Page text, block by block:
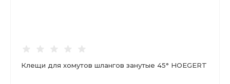
Клещи для хомутов шлангов занутые 45° HOEGERT